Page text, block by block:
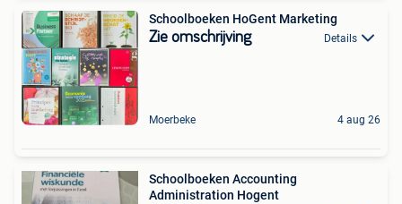
Schoolboeken HoGent Marketing
Zie omschrijving Details
Moerbeke 4 aug 26
Schoolboeken Accounting
Administration Hogent